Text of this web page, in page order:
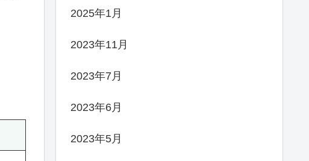
2025年1月
2023年11月
2023年7月
2023年6月
2023年5月